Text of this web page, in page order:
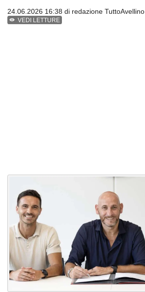
24.06.2026 16:38 di redazione TuttoAvellino
VEDI LETTURE